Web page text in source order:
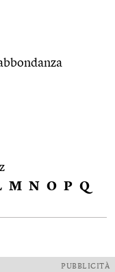
M N O P Q
PUBBLICITÀ